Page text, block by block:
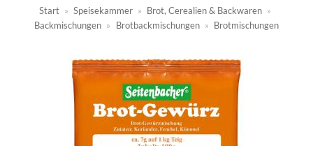
Start » Speisekammer » Brot, Cerealien & Backwaren »
Backmischungen » Brotbackmischungen » Brotmischungen